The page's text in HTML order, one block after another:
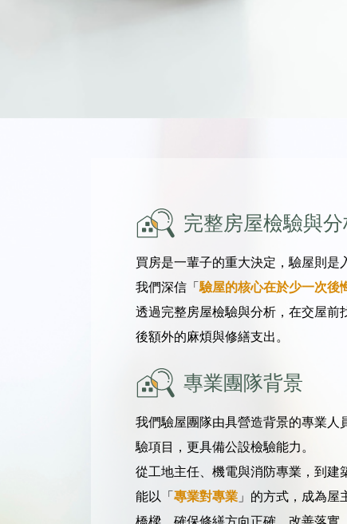
完整房屋檢驗與
買房是一輩子的重大決定，驗屋則是
我們深信「 驗屋的核心在於少一次後
透過完整房屋檢驗與分析，在交屋前
後額外的麻煩與修繕支出。
專業團隊背景
我們驗屋團隊由具營造背景的專業人
驗項目，更具備公設檢驗能力。
從工地主任、機電與消防專業，到建
能以「 專業對專業 」的方式，成為屋
橋樑，確保修繕方向正確、改善落實。